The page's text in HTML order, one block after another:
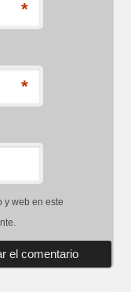
*
*
y web en este